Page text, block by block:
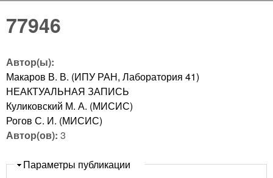
77946
Автор(ы):
Макаров В. В. (ИПУ РАН, Лаборатория 41)
НЕАКТУАЛЬНАЯ ЗАПИСЬ
Куликовский М. А. (МИСИС)
Рогов С. И. (МИСИС)
Автор(ов): 3
Скрыть
Параметры публикации